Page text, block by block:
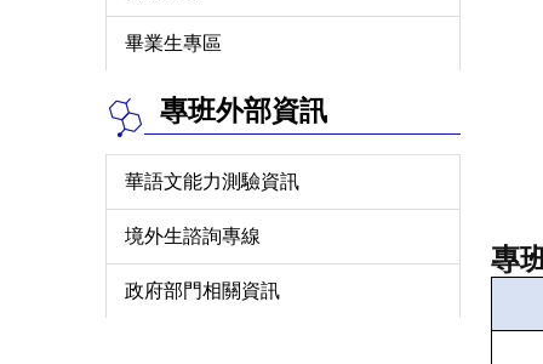
畢業生專區
專班外部資訊
華語文能力測驗資訊
境外生諮詢專線
政府部門相關資訊
專